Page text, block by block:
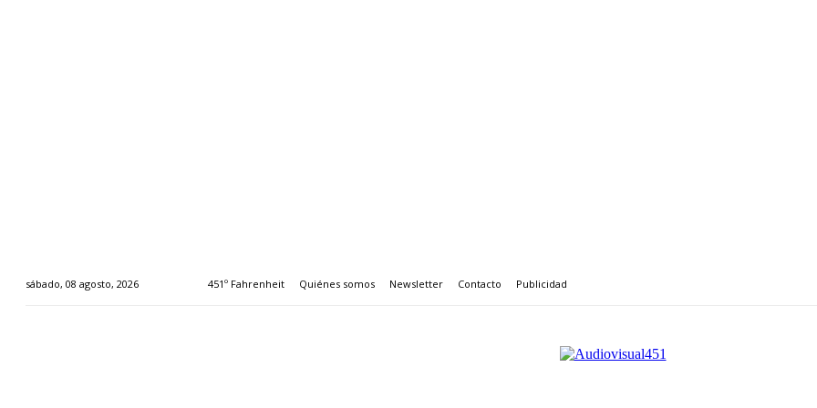
sábado, 08 agosto, 2026 451º Fahrenheit Quiénes somos Newsletter Contacto Publicidad